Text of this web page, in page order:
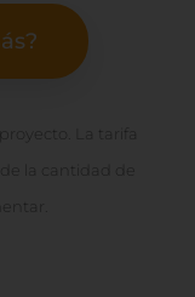
La tarifa
la cantidad de